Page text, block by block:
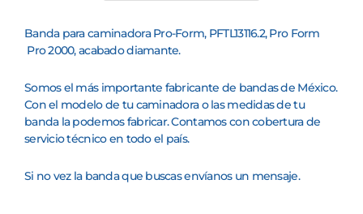
Banda para caminadoraPro-Form, PFTL13116.2, Pro Form
Pro 2000, acabado diamante.
Somos el más importante fabricante de bandas de México.
Con el modelo de tu caminadora o las medidas de tu
banda la podemos fabricar. Contamos con cobertura de
servicio técnico en todo el país.
Si no vez la banda que buscas envíanos un mensaje.